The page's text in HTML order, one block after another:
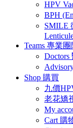
HPV
BPH
SMILE
Teams 專業團
Doctors
Shop 購買
九價
老花矯
My
Cart 購